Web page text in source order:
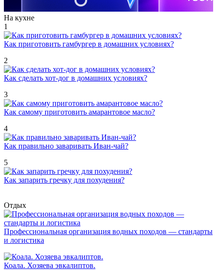
На кухне
1
Как приготовить гамбургер в домашних условиях?
2
Как сделать хот-дог в домашних условиях?
3
Как самому приготовить амарантовое масло?
4
Как правильно заваривать Иван-чай?
5
Как запарить гречку для похудения?
Отдых
Профессиональная организация водных походов — стандарты
и логистика
Коала. Хозяева эвкалиптов.